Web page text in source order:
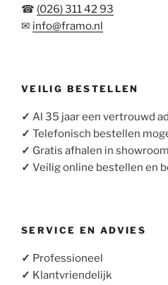
☎ (026) 311 42 93
✉ info@framo.nl
VEILIG BESTELLEN
✓ Al 35 jaar een vertrouwd
✓ Telefonisch bestellen
✓ Gratis afhalen in showroom
✓ Veilig online bestellen en
SERVICE EN ADVIES
✓ Professioneel
✓ Klantvriendelijk